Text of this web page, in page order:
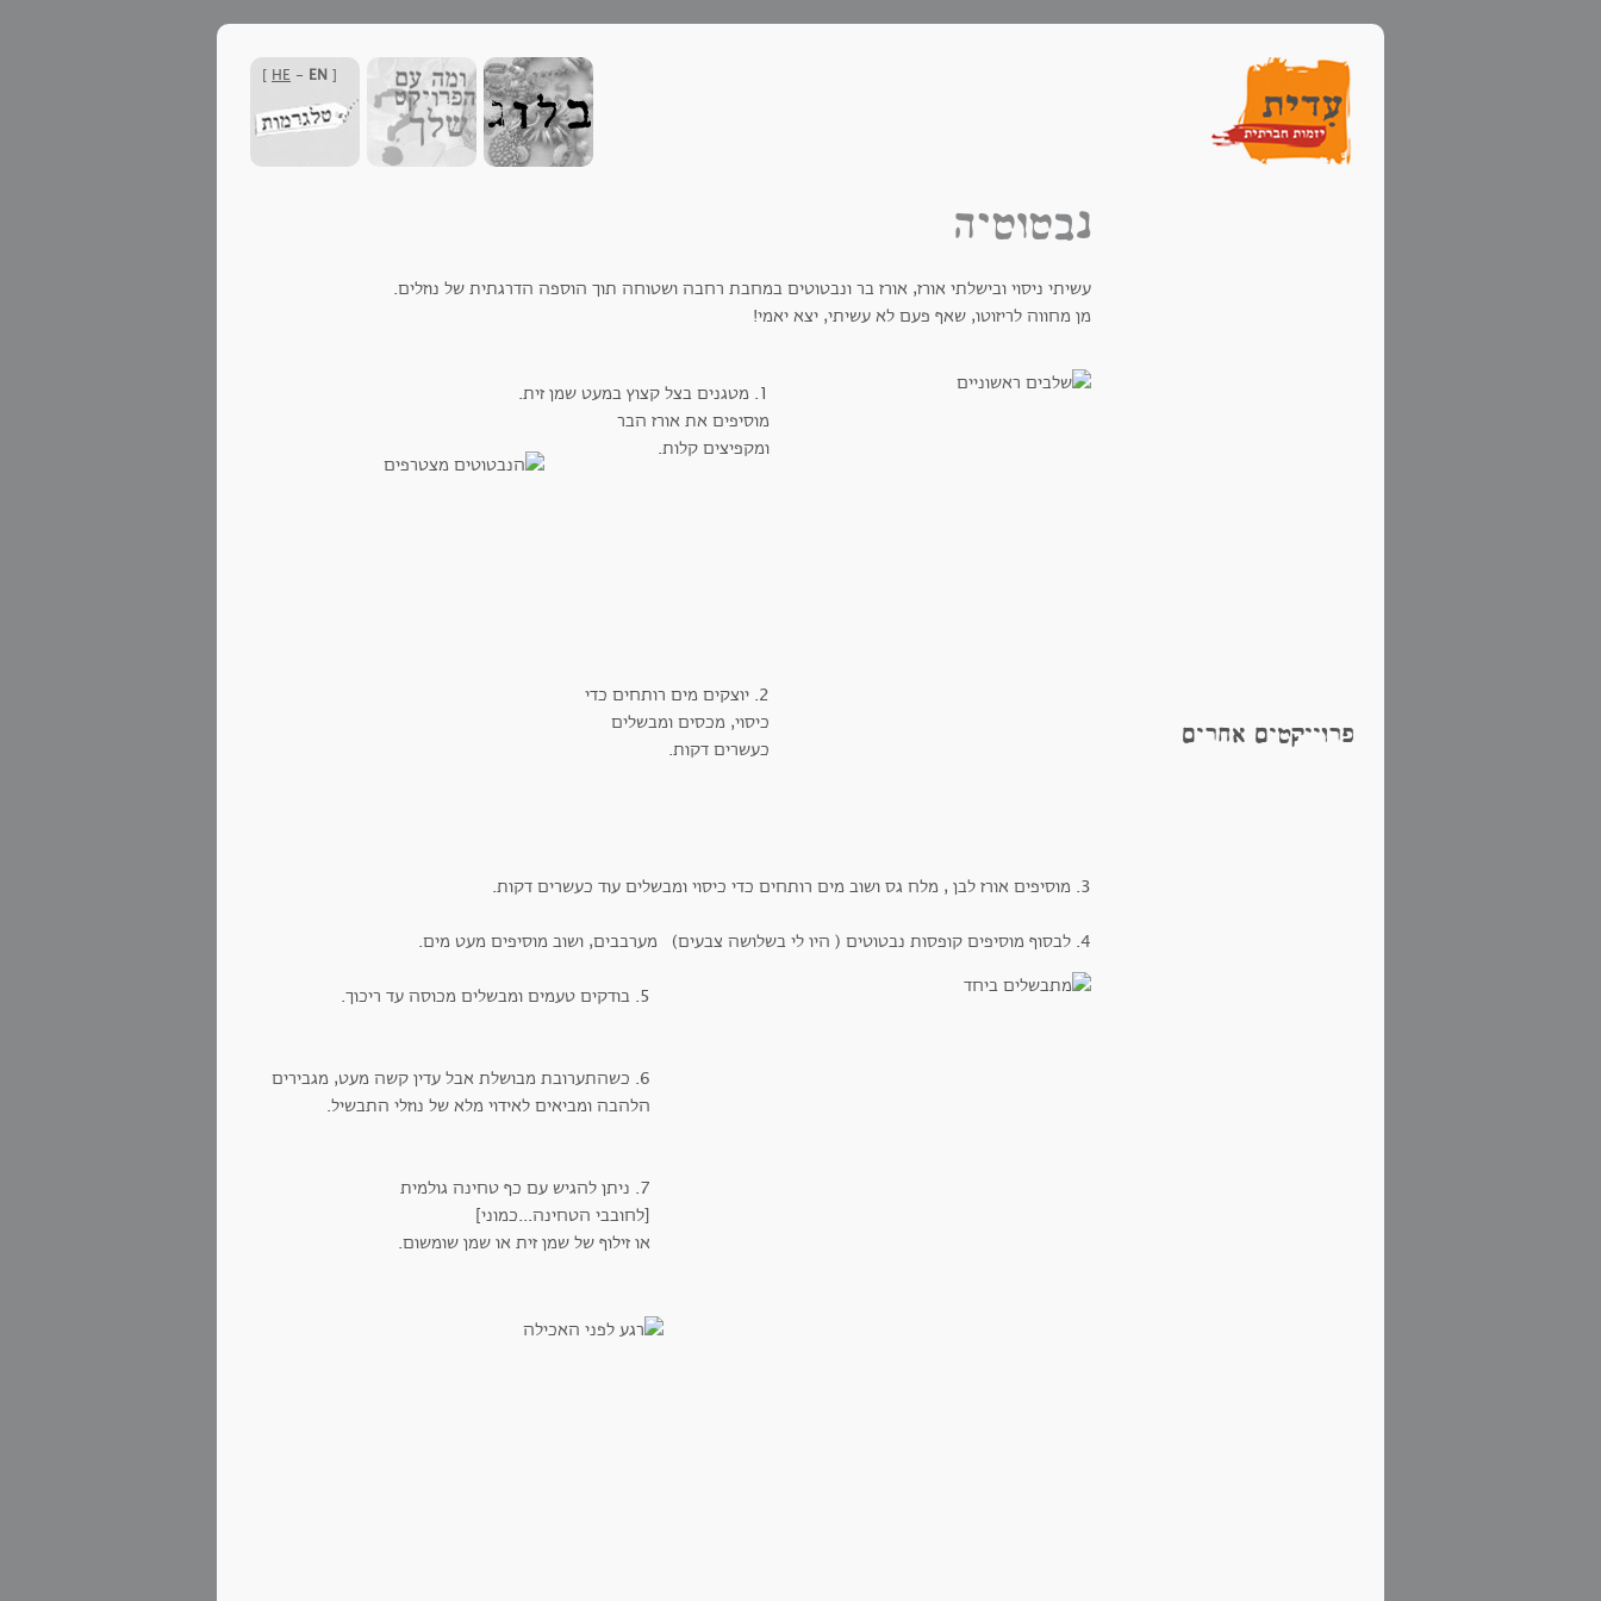
[
HE - EN
]
פרוייקטים אחרים
נבטוטיה
עשיתי ניסוי ובישלתי אורז, אורז בר ונבטוטים במחבת רחבה ושטוחה תוך הוספה הדרגתית של נוזלים.
מן מחווה לריזוטו, שאף פעם לא עשיתי, יצא יאמי!
1. מטגנים בצל קצוץ במעט שמן זית.
מוסיפים את אורז הבר
ומקפיצים קלות.
2. יוצקים מים רותחים כדי
כיסוי, מכסים ומבשלים
כעשרים דקות.
3. מוסיפים אורז לבן , מלח גס ושוב מים רותחים כדי כיסוי ומבשלים עוד כעשרים דקות.
4. לבסוף מוסיפים קופסות נבטוטים ( היו לי בשלושה צבעים) מערבבים, ושוב מוסיפים מעט מים.
5. בודקים טעמים ומבשלים מכוסה עד ריכוך.
6. כשהתערובת מבושלת אבל עדין קשה מעט, מגבירים
הלהבה ומביאים לאידוי מלא של נוזלי התבשיל.
7. ניתן להגיש עם כף טחינה גולמית
[לחובבי הטחינה...כמוני]
או זילוף של שמן זית או שמן שומשום.